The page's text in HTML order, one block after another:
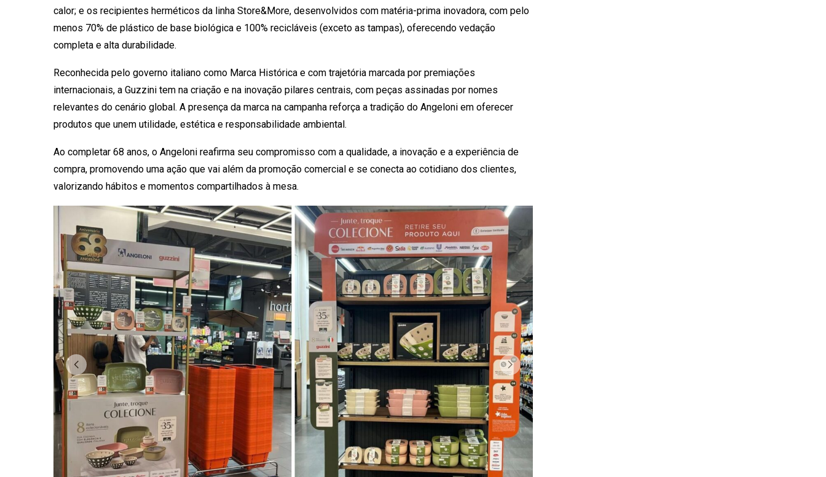
calor; e os recipientes herméticos da linha Store&More, desenvolvidos com matéria-prima inovadora, com pelo
menos 70% de plástico de base biológica e 100% recicláveis (exceto as tampas), oferecendo vedação
completa e alta durabilidade.
Reconhecida pelo governo italiano como Marca Histórica e com trajetória marcada por premiações
internacionais, a Guzzini tem na criação e na inovação pilares centrais, com peças assinadas por nomes
relevantes do cenário global. A presença da marca na campanha reforça a tradição do Angeloni em oferecer
produtos que unem utilidade, estética e responsabilidade ambiental.
Ao completar 68 anos, o Angeloni reafirma seu compromisso com a qualidade, a inovação e a experiência de
compra, promovendo uma ação que vai além da promoção comercial e se conecta ao cotidiano dos clientes,
valorizando hábitos e momentos compartilhados à mesa.